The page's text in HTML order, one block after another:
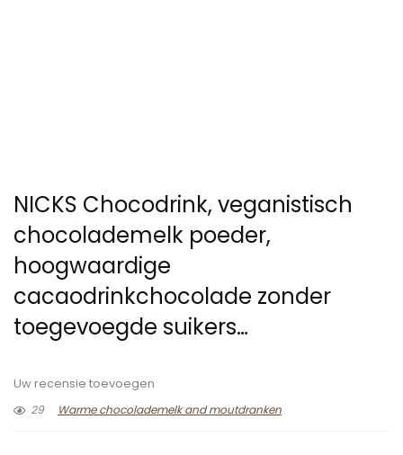
NICKS Chocodrink, veganistisch
chocolademelk poeder,
hoogwaardige
cacaodrinkchocolade zonder
toegevoegde suikers…
Uw recensie toevoegen
29
Warme chocolademelk and moutdranken